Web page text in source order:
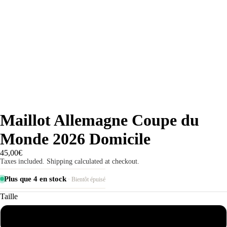
Maillot Allemagne Coupe du
Monde 2026 Domicile
45,00€
Taxes included. Shipping calculated at checkout.
Plus que 4 en stock· Bientôt épuisé
Taille